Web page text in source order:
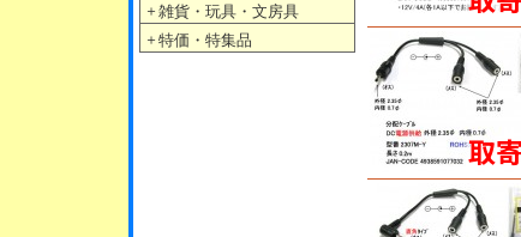
＋ 雑貨・玩具・文房具
＋ 特価・特集品